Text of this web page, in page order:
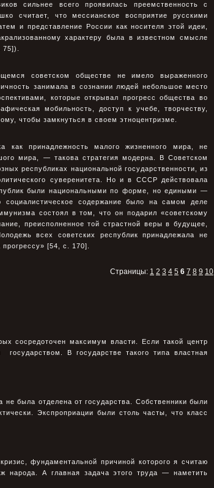
сильнее всего проявилась преемственность с
считает, что мессианское восприятие русскими
и представление России как носителя этой идеи,
характеру была в известном смысле
советском обществе не имело выраженного
занимала в сознании людей небольшое место
которые открывал прогресс общества во
мобильность, доступ к учебе, творчеству,
чтобы замкнуться в своем этноцентризме.
как принадлежность малого жизненного мира, не
мира, — такова стратегия модерна. В Советском
республиках национальной государственности, из
суверенитета. Но и в СССР действовала
были национальными по форме, но едиными —
содержание было на самом деле
состоял в том, что он подарил «советскому
преисполненное той страстной веры в будущее,
всех советских республик принадлежала не
[54, с. 170].
Страницы: 1 2 3 4 5 6 7 8 9 10
сосредоточен максимум власти. Если такой центр
В государстве такого типа властная
не была отделена от государства. Собственники были
Экспроприации были столь часты, что класс
фундаментальной причиной которого я считаю
народа. А главная задача этого труда — наметить